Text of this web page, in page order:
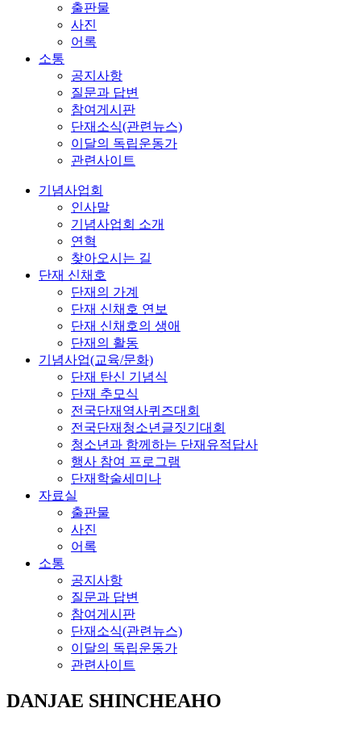
출판물
사진
어록
소통
공지사항
질문과 답변
참여게시판
단재소식(관련뉴스)
이달의 독립운동가
관련사이트
기념사업회
인사말
기념사업회 소개
연혁
찾아오시는 길
단재 신채호
단재의 가계
단재 신채호 연보
단재 신채호의 생애
단재의 활동
기념사업(교육/문화)
단재 탄신 기념식
단재 추모식
전국단재역사퀴즈대회
전국단재청소년글짓기대회
청소년과 함께하는 단재유적답사
행사 참여 프로그램
단재학술세미나
자료실
출판물
사진
어록
소통
공지사항
질문과 답변
참여게시판
단재소식(관련뉴스)
이달의 독립운동가
관련사이트
DANJAE SHINCHEAHO